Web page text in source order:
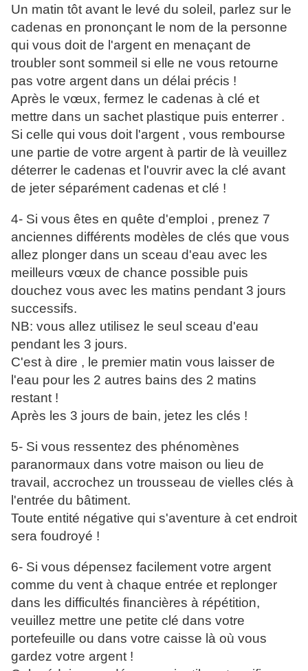
Un matin tôt avant le levé du soleil, parlez sur le
cadenas en prononçant le nom de la personne
qui vous doit de l'argent en menaçant de
troubler sont sommeil si elle ne vous retourne
pas votre argent dans un délai précis !
Après le vœux, fermez le cadenas à clé et
mettre dans un sachet plastique puis enterrer .
Si celle qui vous doit l'argent , vous rembourse
une partie de votre argent à partir de là veuillez
déterrer le cadenas et l'ouvrir avec la clé avant
de jeter séparément cadenas et clé !
4- Si vous êtes en quête d'emploi , prenez 7
anciennes différents modèles de clés que vous
allez plonger dans un sceau d'eau avec les
meilleurs vœux de chance possible puis
douchez vous avec les matins pendant 3 jours
successifs.
NB: vous allez utilisez le seul sceau d'eau
pendant les 3 jours.
C'est à dire , le premier matin vous laisser de
l'eau pour les 2 autres bains des 2 matins
restant !
Après les 3 jours de bain, jetez les clés !
5- Si vous ressentez des phénomènes
paranormaux dans votre maison ou lieu de
travail, accrochez un trousseau de vielles clés à
l'entrée du bâtiment.
Toute entité négative qui s'aventure à cet endroit
sera foudroyé !
6- Si vous dépensez facilement votre argent
comme du vent à chaque entrée et replonger
dans les difficultés financières à répétition,
veuillez mettre une petite clé dans votre
portefeuille ou dans votre caisse là où vous
gardez votre argent !